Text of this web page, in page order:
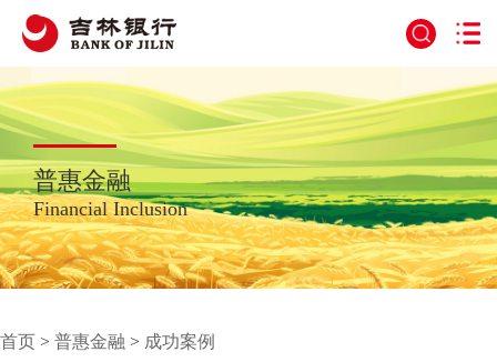
普惠金融
Financial Inclusion
首页 > 普惠金融 > 成功案例